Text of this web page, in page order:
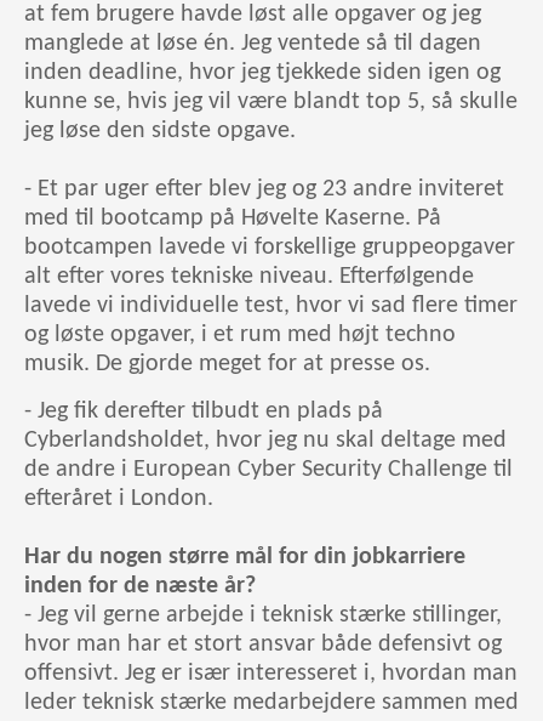
at fem brugere havde løst alle opgaver og jeg
manglede at løse én. Jeg ventede så til dagen
inden deadline, hvor jeg tjekkede siden igen og
kunne se, hvis jeg vil være blandt top 5, så skulle
jeg løse den sidste opgave.
- Et par uger efter blev jeg og 23 andre inviteret
med til bootcamp på Høvelte Kaserne. På
bootcampen lavede vi forskellige gruppeopgaver
alt efter vores tekniske niveau. Efterfølgende
lavede vi individuelle test, hvor vi sad flere timer
og løste opgaver, i et rum med højt techno
musik. De gjorde meget for at presse os.
- Jeg fik derefter tilbudt en plads på
Cyberlandsholdet, hvor jeg nu skal deltage med
de andre i European Cyber Security Challenge til
efteråret i London.
Har du nogen større mål for din jobkarriere
inden for de næste år?
- Jeg vil gerne arbejde i teknisk stærke stillinger,
hvor man har et stort ansvar både defensivt og
offensivt. Jeg er især interesseret i, hvordan man
leder teknisk stærke medarbejdere sammen med